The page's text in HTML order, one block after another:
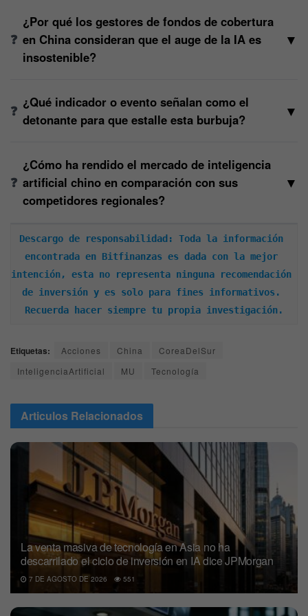
¿Por qué los gestores de fondos de cobertura
en China consideran que el auge de la IA es
insostenible?
▼
¿Qué indicador o evento señalan como el
detonante para que estalle esta burbuja?
▼
¿Cómo ha rendido el mercado de inteligencia
artificial chino en comparación con sus
competidores regionales?
▼
Descargo de responsabilidad: Toda la información
encontrada en Bitfinanzas es dada con la mejor
intención, esta no representa ninguna recomendación
de inversión y es solo para fines informativos.
Recuerda hacer siempre tu propia investigación.
Etiquetas: Acciones China
CoreaDelSur
InteligenciaArtificial
MU Tecnología
Articulos Relacionados
La venta masiva de tecnología en Asia no ha
descarrilado el ciclo de inversión en IA dice JPMorgan
7 DE AGOSTO DE 2026 551